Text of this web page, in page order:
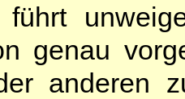
genau
anderen